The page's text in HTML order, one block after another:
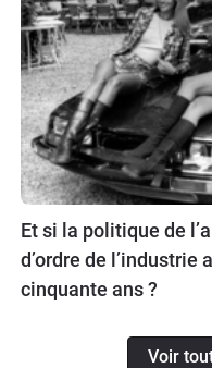
Et si la politique de
d’ordre de
cinquante ans ?
Voir